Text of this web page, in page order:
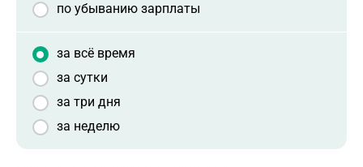
по убыванию зарплаты
за всё время
за сутки
за три дня
за неделю